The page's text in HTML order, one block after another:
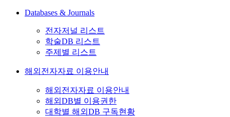
Databases & Journals
전자저널 리스트
학술DB 리스트
주제별 리스트
해외전자자료 이용안내
해외전자자료 이용안내
해외DB별 이용권한
대학별 해외DB 구독현황